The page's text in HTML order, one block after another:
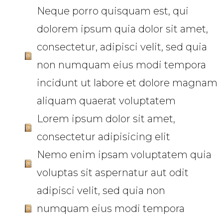
Neque porro quisquam est, qui
dolorem ipsum quia dolor sit amet,
consectetur, adipisci velit, sed quia
non numquam eius modi tempora
incidunt ut labore et dolore magnam
aliquam quaerat voluptatem
Lorem ipsum dolor sit amet,
consectetur adipisicing elit
Nemo enim ipsam voluptatem quia
voluptas sit aspernatur aut odit
adipisci velit, sed quia non
numquam eius modi tempora